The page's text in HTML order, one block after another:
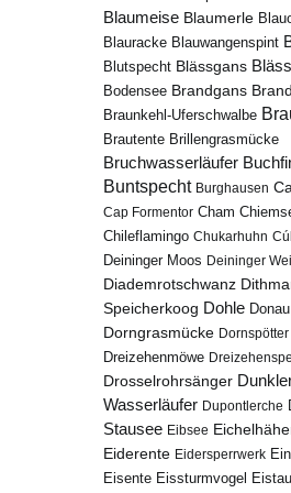
Blaumeise Blaumerle
Blauracke Blauwangenspint
Blutspecht Blässgans
Bodensee Brandgans
Braunkehl-Uferschwalbe
Brautente Brillengrasmücke
Bruchwasserläufer
Buntspecht Burghausen
Cap Formentor Cham
Chileflamingo Chukarhuhn
Deininger Moos Deininger
Diademrotschwanz
Speicherkoog Dohle Donau
Dorngrasmücke Dornspötter
Dreizehenmöwe
Drosselrohrsänger
Wasserläufer Dupontlerche
Stausee Eibsee
Eiderente Eidersperrwerk
Eisente Eissturmvogel